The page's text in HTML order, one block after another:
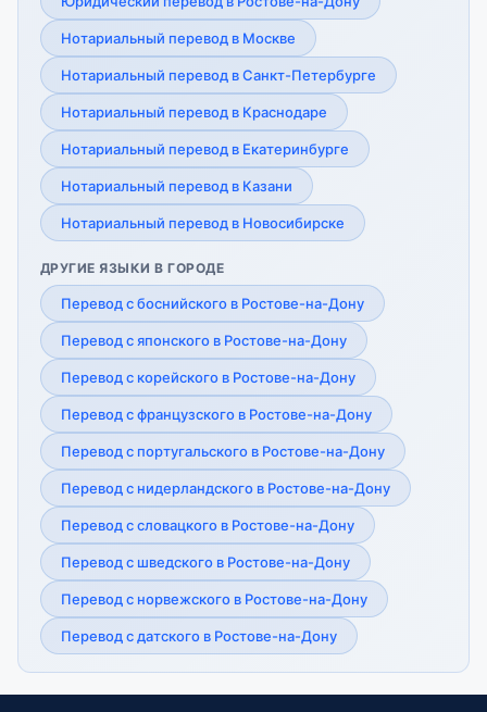
Нотариальный перевод в Москве
Нотариальный перевод в Санкт-Петербурге
Нотариальный перевод в Краснодаре
Нотариальный перевод в Екатеринбурге
Нотариальный перевод в Казани
Нотариальный перевод в Новосибирске
ДРУГИЕ ЯЗЫКИ В ГОРОДЕ
Перевод с боснийского в Ростове-на-Дону
Перевод с японского в Ростове-на-Дону
Перевод с корейского в Ростове-на-Дону
Перевод с французского в Ростове-на-Дону
Перевод с португальского в Ростове-на-Дону
Перевод с нидерландского в Ростове-на-Дону
Перевод с словацкого в Ростове-на-Дону
Перевод с шведского в Ростове-на-Дону
Перевод с норвежского в Ростове-на-Дону
Перевод с датского в Ростове-на-Дону